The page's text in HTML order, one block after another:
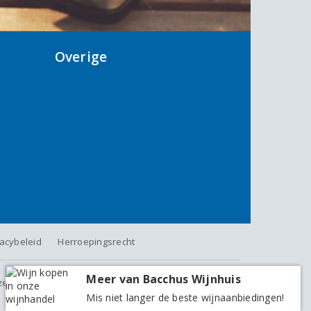
Overige
Herroepingsrecht
zijn inclusief BTW, exclusief eventuele verzendkosten.
Meer van Bacchus Wijnhuis
Mis niet langer de beste wijnaanbiedingen!